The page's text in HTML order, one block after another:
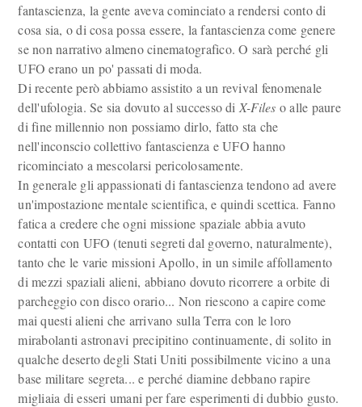
fantascienza, la gente aveva cominciato a rendersi conto di
cosa sia, o di cosa possa essere, la fantascienza come genere
se non narrativo almeno cinematografico. O sarà perché gli
UFO erano un po' passati di moda.
Di recente però abbiamo assistito a un revival fenomenale
dell'ufologia. Se sia dovuto al successo di X-Files o alle paure
di fine millennio non possiamo dirlo, fatto sta che
nell'inconscio collettivo fantascienza e UFO hanno
ricominciato a mescolarsi pericolosamente.
In generale gli appassionati di fantascienza tendono ad avere
un'impostazione mentale scientifica, e quindi scettica. Fanno
fatica a credere che ogni missione spaziale abbia avuto
contatti con UFO (tenuti segreti dal governo, naturalmente),
tanto che le varie missioni Apollo, in un simile affollamento
di mezzi spaziali alieni, abbiano dovuto ricorrere a orbite di
parcheggio con disco orario... Non riescono a capire come
mai questi alieni che arrivano sulla Terra con le loro
mirabolanti astronavi precipitino continuamente, di solito in
qualche deserto degli Stati Uniti possibilmente vicino a una
base militare segreta... e perché diamine debbano rapire
migliaia di esseri umani per fare esperimenti di dubbio gusto.